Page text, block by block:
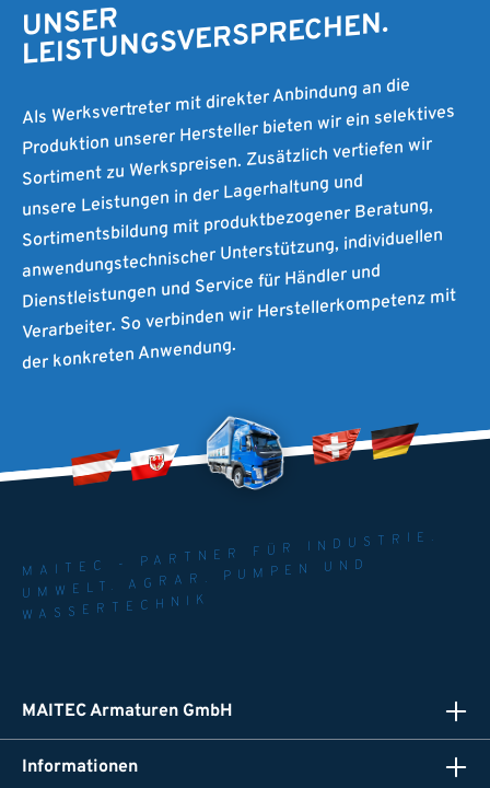
UNSER
LEISTUNGSVERSPRECHEN.
Als Werksvertreter mit direkter Anbindung an die
Produktion unserer Hersteller bieten wir ein selektives
Sortiment zu Werkspreisen. Zusätzlich vertiefen wir
unsere Leistungen in der Lagerhaltung und
Sortimentsbildung mit produktbezogener Beratung,
anwendungstechnischer Unterstützung, individuellen
Dienstleistungen und Service für Händler und
Verarbeiter. So verbinden wir Herstellerkompetenz mit
der konkreten Anwendung.
MAITEC - PARTNER FÜR INDUSTRIE.
UMWELT. AGRAR. PUMPEN UND
WASSERTECHNIK
MAITEC Armaturen GmbH
Informationen